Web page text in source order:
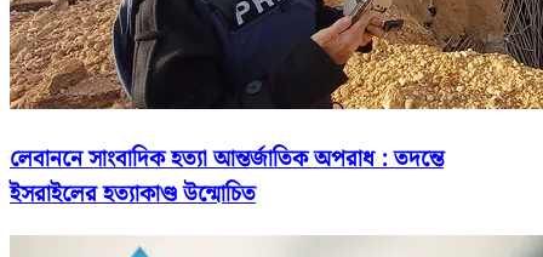
লেবাননে সাংবাদিক হত্যা আন্তর্জাতিক অপরাধ : তদন্তে
ইসরাইলের হত্যাকাণ্ড উন্মোচিত